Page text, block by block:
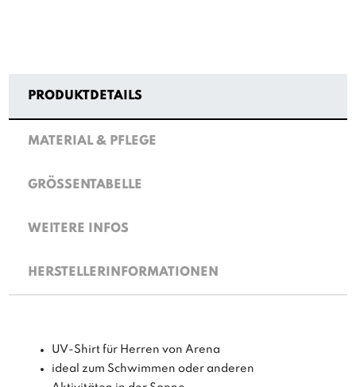
PRODUKTDETAILS
MATERIAL & PFLEGE
GRÖSSENTABELLE
WEITERE INFOS
HERSTELLERINFORMATIONEN
UV-Shirt für Herren von Arena
ideal zum Schwimmen oder anderen